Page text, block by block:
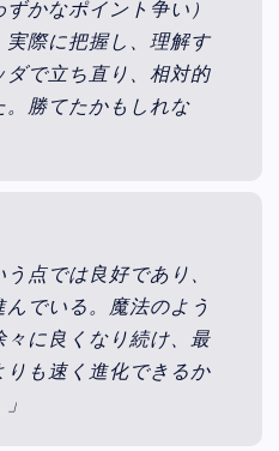
かなポイント争い）
実際に把握し、理解す
ダで立ち直り、相対的
。勝てたかもしれな
点では良好であり、
でいる。魔法のよう
々に良くなり続け、最
も速く進化できるか